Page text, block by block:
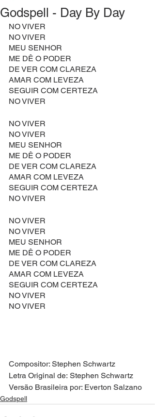
Godspell - Day By Day
NO VIVER
NO VIVER
MEU SENHOR
ME DÊ O PODER
DE VER COM CLAREZA
AMAR COM LEVEZA
SEGUIR COM CERTEZA
NO VIVER
NO VIVER
NO VIVER
MEU SENHOR
ME DÊ O PODER
DE VER COM CLAREZA
AMAR COM LEVEZA
SEGUIR COM CERTEZA
NO VIVER
NO VIVER
NO VIVER
MEU SENHOR
ME DÊ O PODER
DE VER COM CLAREZA
AMAR COM LEVEZA
SEGUIR COM CERTEZA
NO VIVER
NO VIVER
Compositor: Stephen Schwartz
Letra Original de: Stephen Schwartz
Versão Brasileira por: Everton Salzano
Godspell